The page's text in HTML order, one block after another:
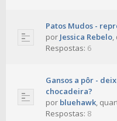
Patos Mudos -
por Jessica Rebelo,
Respostas: 6
Gansos a pôr -
chocadeira?
por bluehawk,
Respostas: 8